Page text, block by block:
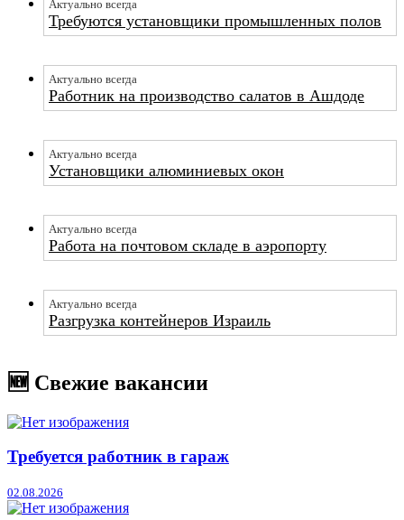
Актуально всегда
Требуются установщики промышленных полов
Актуально всегда
Работник на производство салатов в Ашдоде
Актуально всегда
Установщики алюминиевых окон
Актуально всегда
Работа на почтовом складе в аэропорту
Актуально всегда
Разгрузка контейнеров Израиль
🆕 Свежие вакансии
Требуется работник в гараж
02.08.2026